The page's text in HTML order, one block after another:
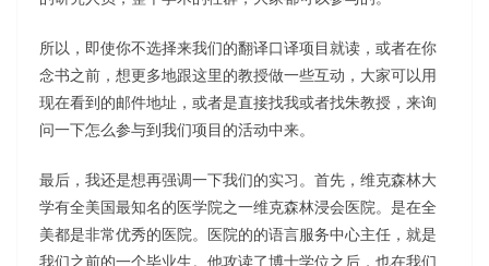
所以，即使你不选择来我们的翻译口译项目就读，或者在你
念书之前，想更多地跟这里的教授做一些互动，大家可以用
现在看到的邮件地址，或者是直接找我或者找朱教授，来询
问一下怎么参与到我们项目的活动中来。
最后，我还是想再强调一下我们的实习。首先，维克森林大
学有全美国最知名的医学院之一维克森林浸会医院。是在全
美都是非常优秀的医院。医院的的语言服务中心主任，就是
我们之前的一个毕业生。他攻读了博士学位之后，也在我们